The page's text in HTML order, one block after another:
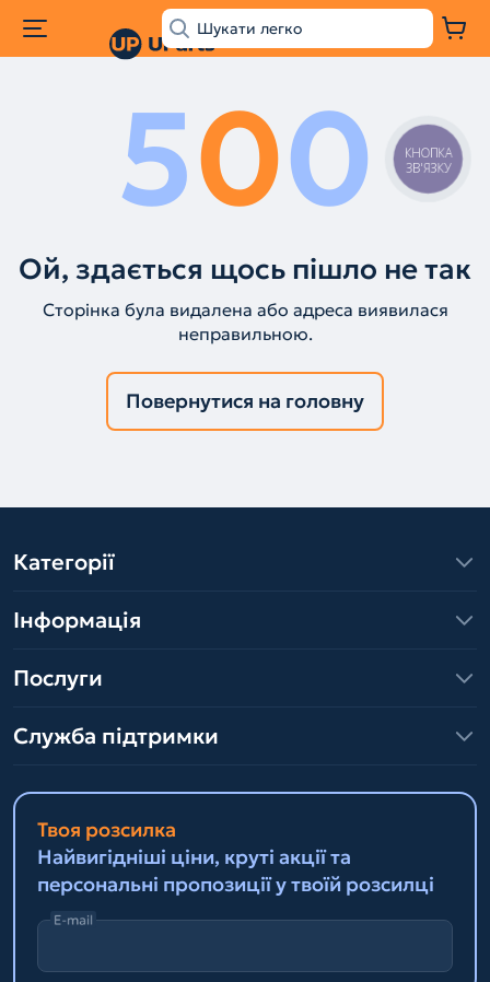
500
Ой, здається щось пішло не так
Сторінка була видалена або адреса виявилася
неправильною.
Повернутися на головну
Категорії
Інформація
Послуги
Служба підтримки
Твоя розсилка
Найвигідніші ціни, круті акції та
персональні пропозиції у твоїй розсилці
E-mail
КНОПКА
ЗВ'ЯЗКУ